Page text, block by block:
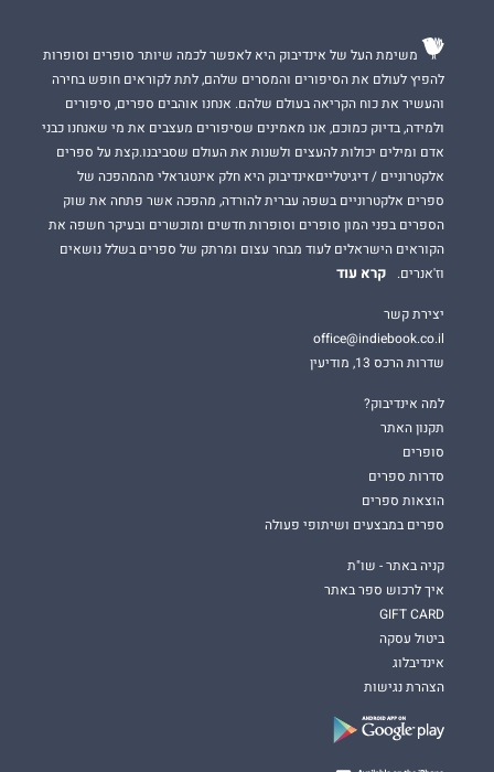
משימת העל של אינדיבוק היא לאפשר לכמה שיותר סופרים וסופרות
להפיץ לעולם את הסיפורים והמסרים שלהם, לתת לקוראים חופש בחירה
והעשיר את כוח הקריאה בעולם שלהם. אנחנו אוהבים ספרים, סיפורים
ולמידה, בדיוק כמוכם, אנו מאמינים שסיפורים מעצבים את מי שאנחנו כבני
אדם ומילים יכולות להעצים ולשנות את העולם שסביבנו.קצת על ספרים
אלקטרוניים / דיגיטלייםאינדיבוק היא חלק אינטגראלי מהמהפכה של
ספרים אלקטרוניים בשפה עברית להורדה, מהפכה אשר פתחה את שוק
הספרים בפני המון סופרים וסופרות חדשים ומוכשרים ובעיקר חשפה את
הקוראים הישראלים לעוד מבחר עצום ומרתק של ספרים בשלל נושאים
וז'אנרים.
קרא עוד
יצירת קשר
office@indiebook.co.il
שדרות הרכס 13, מודיעין
למה אינדיבוק?
תקנון האתר
סופרים
סדרות ספרים
הוצאות ספרים
ספרים במבצעים ושיתופי פעולה
קניה באתר - שו"ת
איך לרכוש ספר באתר
GIFT CARD
ביטול עסקה
אינדיבלוג
הצהרת נגישות